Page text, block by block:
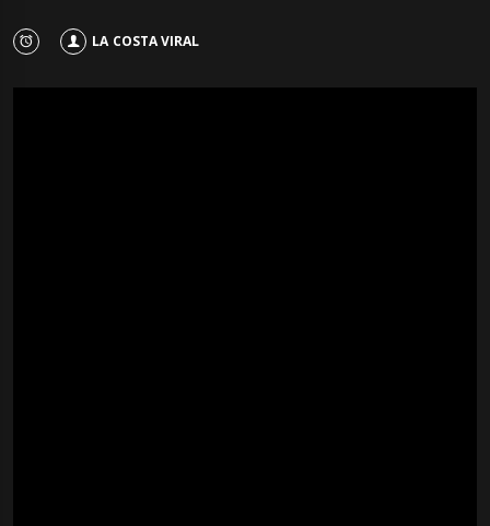
LA COSTA VIRAL